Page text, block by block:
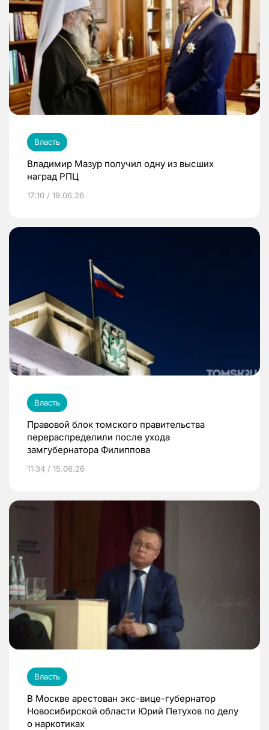
Власть
Владимир Мазур получил одну из высших
наград РПЦ
17:10 / 19.06.26
Власть
Правовой блок томского правительства
перераспределили после ухода
замгубернатора Филиппова
11:34 / 15.06.26
Власть
В Москве арестован экс-вице-губернатор
Новосибирской области Юрий Петухов по делу
о наркотиках